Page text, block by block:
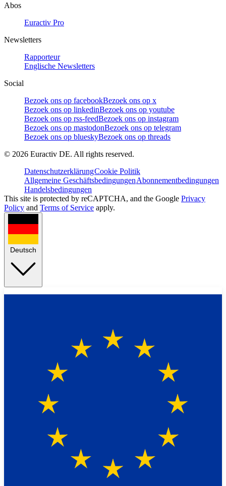
Abos
Euractiv Pro
Newsletters
Rapporteur
Englische Newsletters
Social
Bezoek ons op facebookBezoek ons op x
Bezoek ons op linkedinBezoek ons op youtube
Bezoek ons op rss-feedBezoek ons op instagram
Bezoek ons op mastodonBezoek ons op telegram
Bezoek ons op blueskyBezoek ons op threads
© 2026 Euractiv DE. All rights reserved.
DatenschutzerklärungCookie Politik
Allgemeine GeschäftsbedingungenAbonnementbedingungen
Handelsbedingungen
This site is protected by reCAPTCHA, and the Google Privacy
Policy and Terms of Service apply.
Deutsch